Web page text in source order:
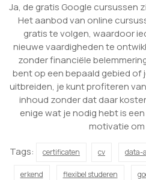
Ja, de gratis Google cursussen
Het aanbod van online
gratis te volgen, waardoor
nieuwe vaardigheden te
zonder financiële
bent op een bepaald gebied
uitbreiden, je kunt profiteren
inhoud zonder dat daar
enige wat je nodig hebt is
motivatie om
Tags:
certificaten cv data-
erkend flexibel studeren